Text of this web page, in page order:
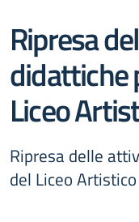
Ripresa
didattiche
Liceo
Ripresa delle
del Liceo Artistico